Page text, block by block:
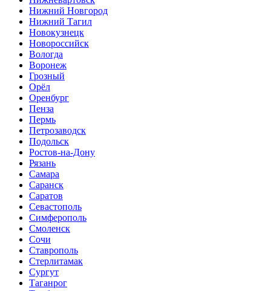
Нижний Новгород
Нижний Тагил
Новокузнецк
Новороссийск
Вологда
Воронеж
Грозный
Орёл
Оренбург
Пенза
Пермь
Петрозаводск
Подольск
Ростов-на-Дону
Рязань
Самара
Саранск
Саратов
Севастополь
Симферополь
Смоленск
Сочи
Ставрополь
Стерлитамак
Сургут
Таганрог